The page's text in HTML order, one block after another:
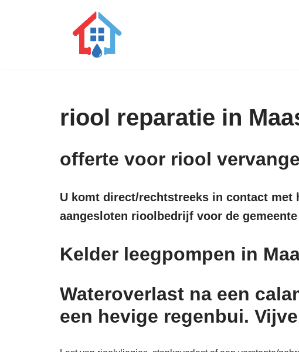
riool reparatie in
offerte voor riool
U komt direct/rechtstreeks in contact met
aangesloten rioolbedrijf voor de
Kelder leegpompen in
Wateroverlast na een
een hevige regenbui.